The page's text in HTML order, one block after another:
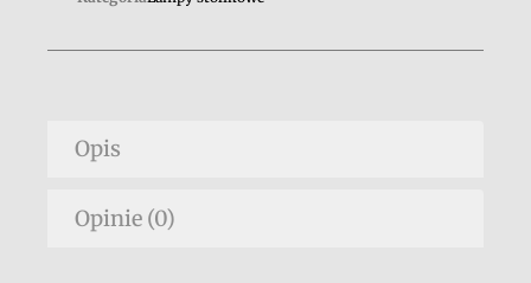
Opis
Opinie (0)